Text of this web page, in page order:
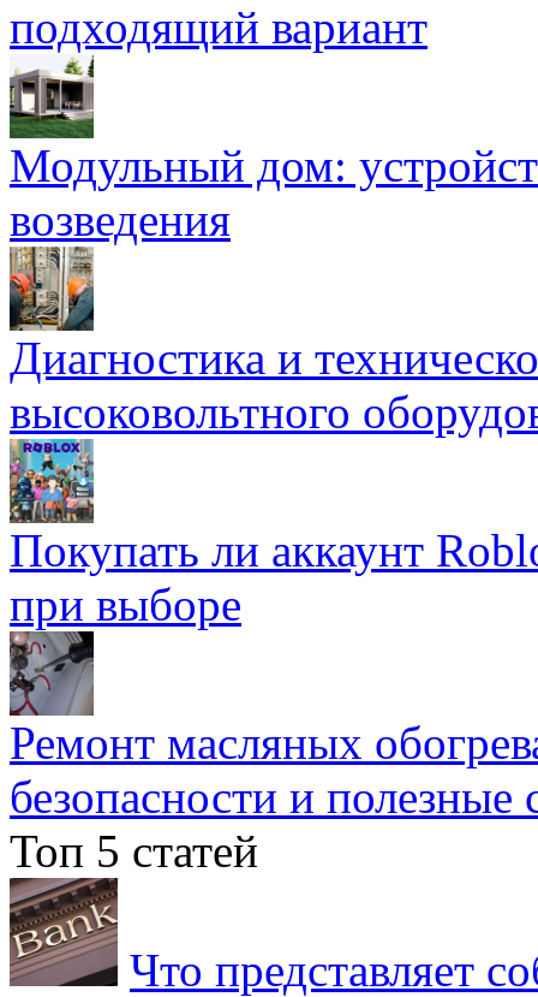
подходящий вариант
Модульный дом:
возведения
Диагностика и
высоковольтного
Покупать ли аккаунт
при выборе
Ремонт масляных
безопасности и полезные
Топ 5 статей
Что представляет